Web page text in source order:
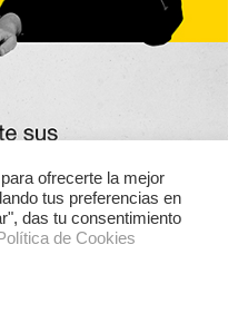
ofrecerte la mejor
tus preferencias en
das tu consentimiento
de Cookies